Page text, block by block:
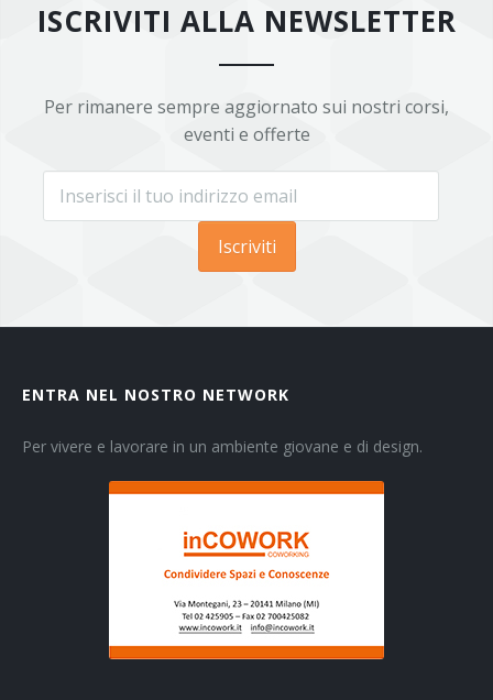
ISCRIVITI ALLA NEWSLETTER
Per rimanere sempre aggiornato sui nostri corsi,
eventi e offerte
Iscriviti
ENTRA NEL NOSTRO NETWORK
Per vivere e lavorare in un ambiente giovane e di design.